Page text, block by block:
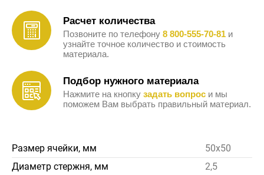
Расчет количества
Позвоните по телефону 8 800-555-70-81 и
узнайте точное количество и стоимость
материала.
Подбор нужного материала
Нажмите на кнопку задать вопрос и мы
поможем Вам выбрать правильный материал.
Размер ячейки, мм
50х50
Диаметр стержня, мм
2,5